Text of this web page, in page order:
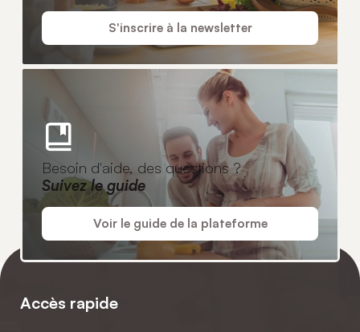
S'inscrire à la newsletter
Besoin d'aide, des questions ?
Suivez le guide
Voir le guide de la plateforme
Accès rapide